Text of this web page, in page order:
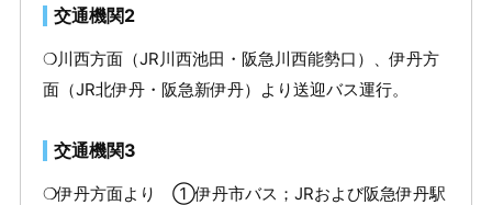
交通機関2
❍川西方面（JR川西池田・阪急川西能勢口）、伊丹方
面（JR北伊丹・阪急新伊丹）より送迎バス運行。
交通機関3
❍伊丹方面より ①伊丹市バス；JRおよび阪急伊丹駅